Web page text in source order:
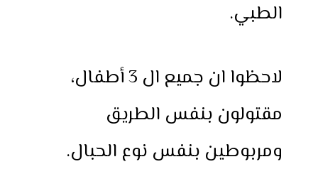
الطبي.
لاحظوا ان جميع ال 3 أطفال،
مقتولون بنفس الطريق
ومربوطين بنفس نوع الحبال.